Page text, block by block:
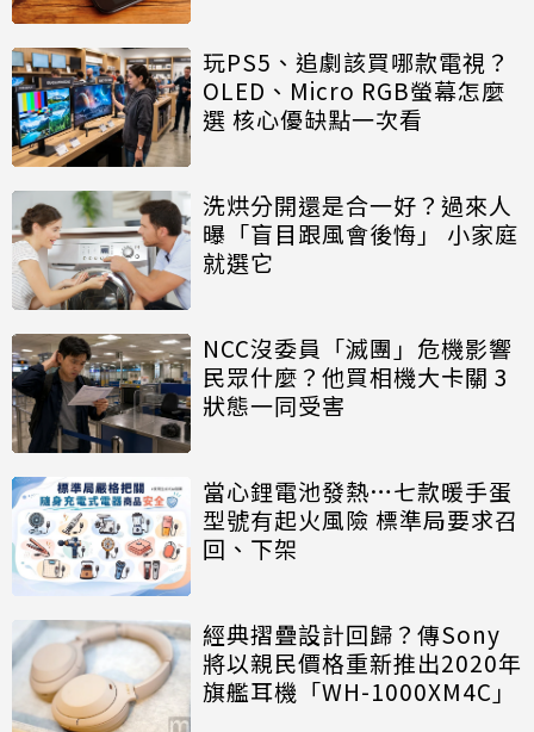
玩PS5、追劇該買哪款電視？
OLED、Micro RGB螢幕怎麼
選 核心優缺點一次看
洗烘分開還是合一好？過來人
曝「盲目跟風會後悔」 小家庭
就選它
NCC沒委員「滅團」危機影響
民眾什麼？他買相機大卡關 3
狀態一同受害
當心鋰電池發熱…七款暖手蛋
型號有起火風險 標準局要求召
回、下架
經典摺疊設計回歸？傳Sony
將以親民價格重新推出2020年
旗艦耳機「WH-1000XM4C」